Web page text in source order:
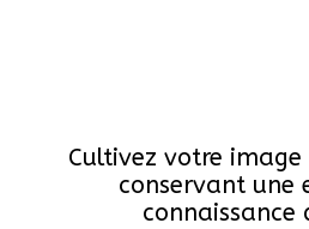
Cultivez votre
conservant une
connaissance